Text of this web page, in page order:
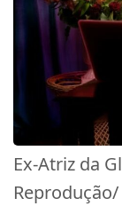
Ex-Atriz da
Reprodução/